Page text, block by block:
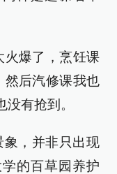
火爆了，烹饪课
然后汽修课我也
有抢到。
象，并非只出现
的百草园养护